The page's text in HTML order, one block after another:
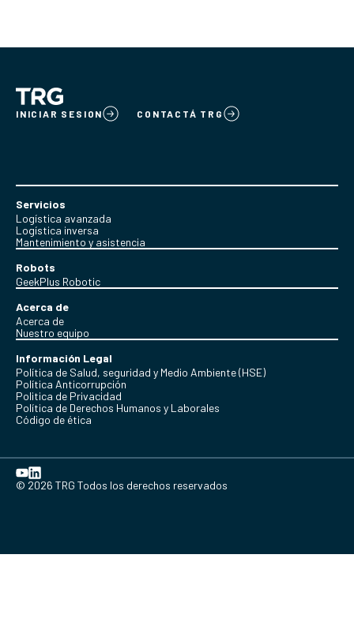
INICIAR SESION CONTACTÁ TRG
Servicios
Logística avanzada
Logística inversa
Mantenimiento y asistencia
Robots
GeekPlus Robotic
Acerca de
Acerca de
Nuestro equipo
Información Legal
Política de Salud, seguridad y Medio Ambiente (HSE)
Política Anticorrupción
Politica de Privacidad
Política de Derechos Humanos y Laborales
Código de ética
© 2026 TRG Todos los derechos reservados